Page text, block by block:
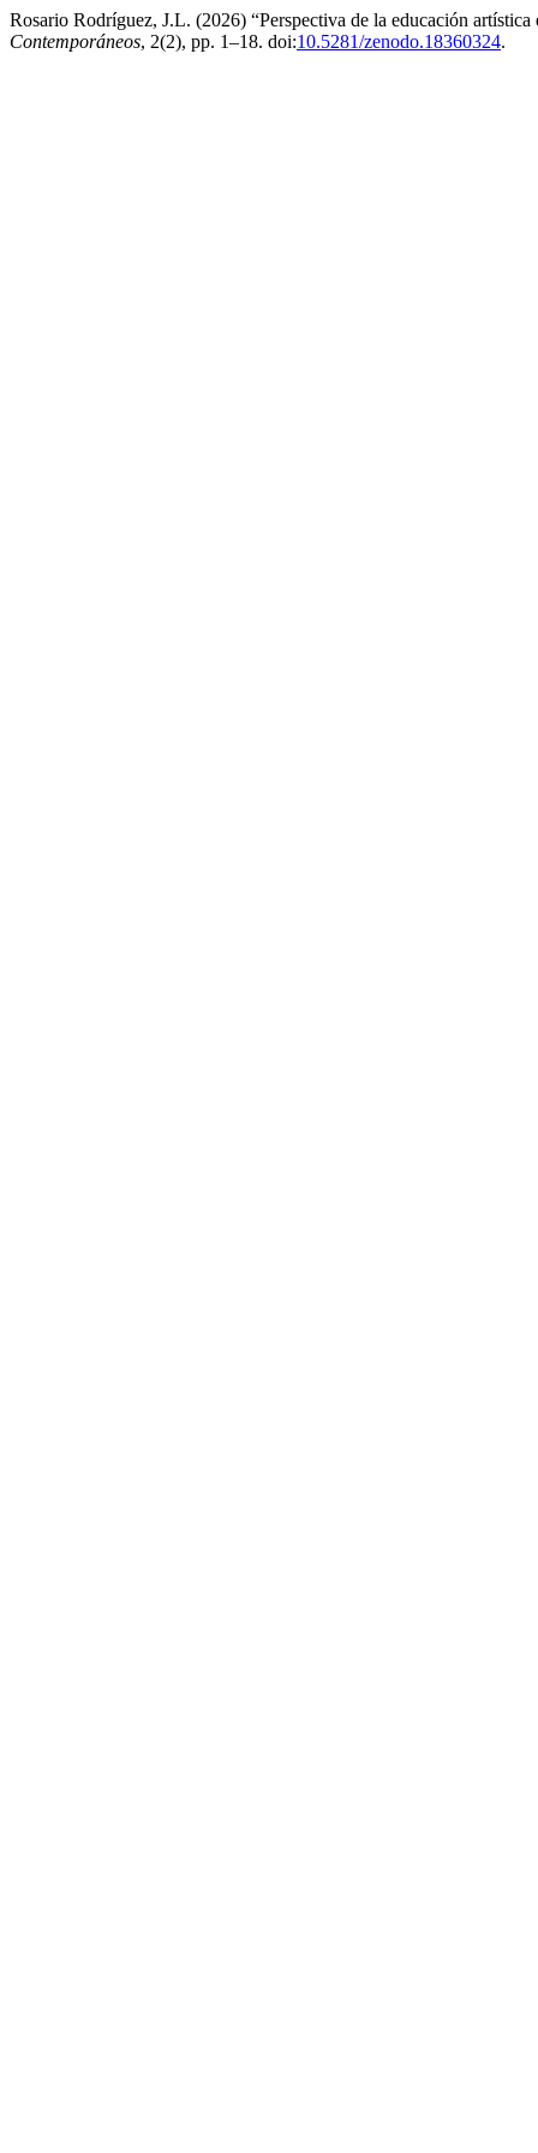
Rosario Rodríguez, J.L. (2026) “Perspectiva de la educación
Contemporáneos, 2(2), pp. 1–18. doi:10.5281/zenodo.18360324.